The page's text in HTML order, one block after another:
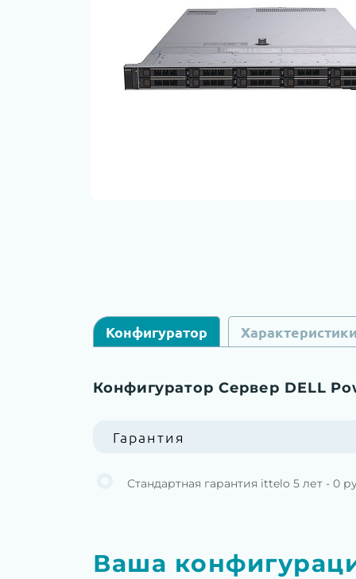
Конфигуратор Характеристики
Конфигуратор Сервер DELL
Гарантия
Стандартная гарантия ittelo 5 лет - 0
Ваша